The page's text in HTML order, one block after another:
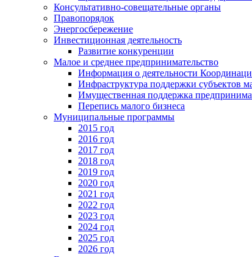
Консультативно-совещательные органы
Правопорядок
Энергосбережение
Инвестиционная деятельность
Развитие конкуренции
Малое и среднее предпринимательство
Информация о деятельности
Инфраструктура поддержки субъектов
Имущественная поддержка
Перепись малого бизнеса
Муниципальные программы
2015 год
2016 год
2017 год
2018 год
2019 год
2020 год
2021 год
2022 год
2023 год
2024 год
2025 год
2026 год